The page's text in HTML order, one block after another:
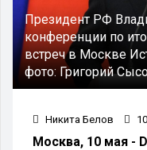
Президент РФ
конференции по
встреч в Москве
фото:Григорий
Никита Белов
Москва, 10 мая -